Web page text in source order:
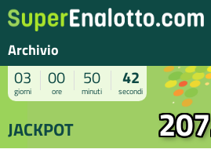
Archivio
03
giorni
00
ore
50
minuti
42
secondi
JACKPOT